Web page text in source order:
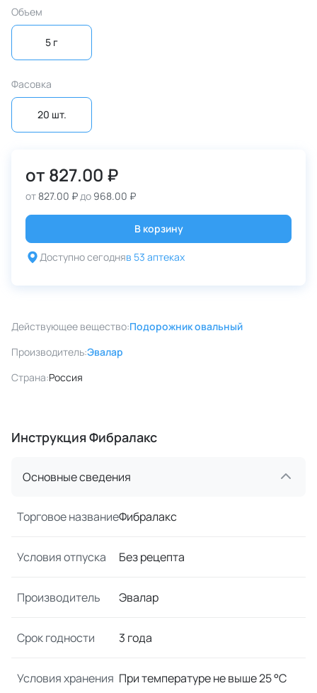
Объем
5 г
Фасовка
20 шт.
от 827.00 ₽
от 827.00 ₽до 968.00 ₽
В корзину
Доступно сегодняв 53 аптеках
Действующее вещество:Подорожник овальный
Производитель:Эвалар
Страна:Россия
Инструкция Фибралакс
Основные сведения
Торговое названиеФибралакс
Условия отпуска Без рецепта
Производитель Эвалар
Срок годности 3 года
Условия хранения При температуре не выше 25 °C